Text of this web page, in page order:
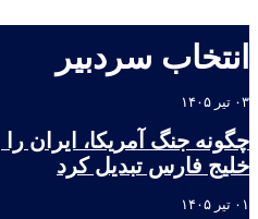
انتخاب سردبیر
۰۳ تیر ۱۴۰۵
چگونه جنگ آمریکا، ایران
خلیج فارس تبدیل کرد
۰۱ تیر ۱۴۰۵